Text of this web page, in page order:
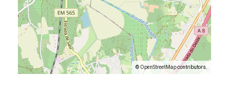
© OpenStreetMapcontributors.